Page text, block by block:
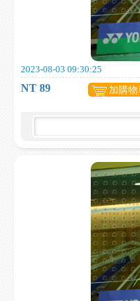
2023-08-03 09:30:25
NT 89 加購物